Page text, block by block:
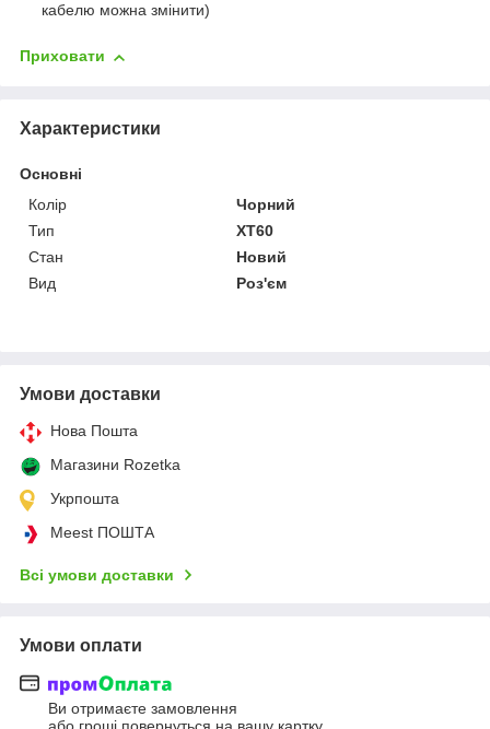
кабелю можна змінити)
Приховати
Характеристики
Основні
Колір
Чорний
Тип
XT60
Стан
Новий
Вид
Роз'єм
Умови доставки
Нова Пошта
Магазини Rozetka
Укрпошта
Meest ПОШТА
Всі умови доставки
Умови оплати
Ви отримаєте замовлення